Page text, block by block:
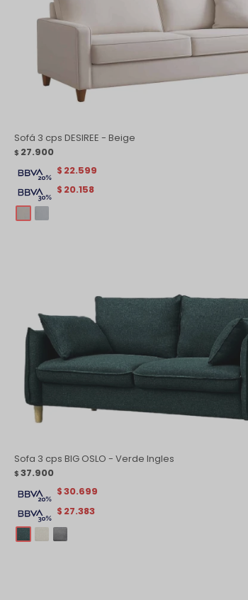
Sofá 3 cps DESIREE - Beige
$ 27.900
$ 20.158
$ 22.599
Sofa 3 cps BIG OSLO - Verde Ingles
$ 37.900
$ 27.383
$30.699